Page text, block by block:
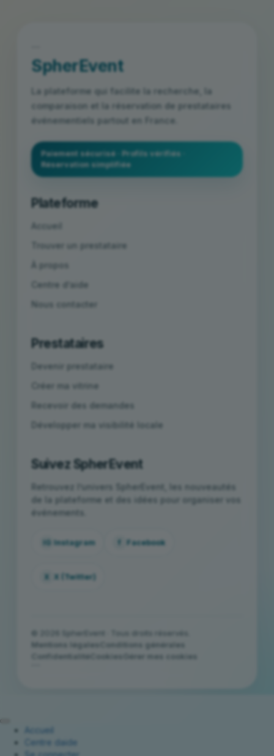
SpherEvent
La plateforme qui facilite la recherche, la
comparaison et la réservation de prestataires
événementiels partout en France.
Paiement sécurisé · Profils vérifiés ·
Réservation simplifiée
Plateforme
Accueil
Trouver un prestataire
À propos
Centre d’aide
Nous contacter
Prestataires
Devenir prestataire
Créer ma vitrine
Recevoir des demandes
Développer ma visibilité locale
Suivez SpherEvent
Retrouvez l’univers SpherEvent, les nouveautés
de la plateforme et des idées pour organiser vos
événements.
IG Instagram f Facebook
X X (Twitter)
© 2026 SpherEvent · Tous droits réservés.
Mentions légales
Conditions générales
Confidentialité Cookies Gérer mes cookies
Accueil
Centre daide